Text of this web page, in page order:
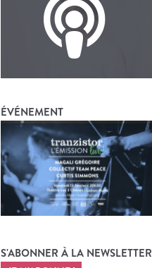
ÉVÉNEMENT
S'ABONNER À LA NEWSLETTER